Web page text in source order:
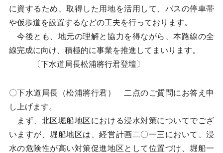
に資するため、取得した用地を活用して、バスの停車帯
や仮歩道を設置するなどの工夫を行っております。
今後とも、地元の理解と協力を得ながら、本路線の全
線完成に向け、積極的に事業を推進してまいります。
〔下水道局長松浦將行君登壇〕
〇下水道局長（松浦將行君） 二点のご質問にお答え申
し上げます。
まず、北区堀船地区における浸水対策についてでござ
いますが、堀船地区は、経営計画二〇一三において、浸
水の危険性が高い対策促進地区として位置づけ、堀船一